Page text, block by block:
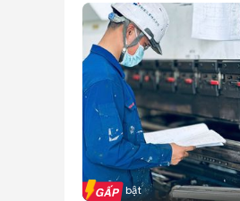
Tin nổi bật